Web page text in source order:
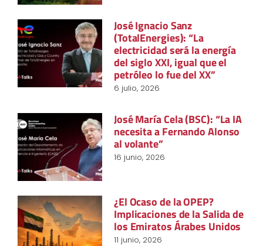
José Ignacio Sanz
(TotalEnergies): “La
electricidad será la energía
del siglo XXI, igual que el
petróleo lo fue del XX”
6 julio, 2026
José María Cela (BSC): “La IA
necesita a Fernando Alonso
al volante”
16 junio, 2026
¿El Ocaso de la OPEP?
Implicaciones de la Salida de
los Emiratos Árabes Unidos
11 junio, 2026